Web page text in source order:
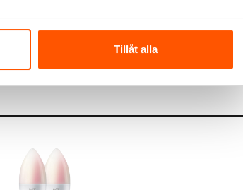
Tillåt alla
LÄGG I VARUKORG